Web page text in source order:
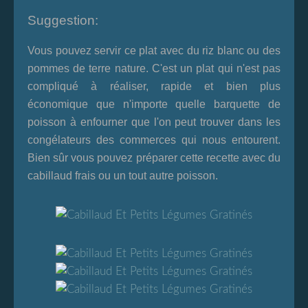
Suggestion:
Vous pouvez servir ce plat avec du riz blanc ou des
pommes de terre nature. C'est un plat qui n'est pas
compliqué à réaliser, rapide et bien plus
économique que n'importe quelle barquette de
poisson à enfourner que l'on peut trouver dans les
congélateurs des commerces qui nous entourent.
Bien sûr vous pouvez préparer cette recette avec du
cabillaud frais ou un tout autre poisson.